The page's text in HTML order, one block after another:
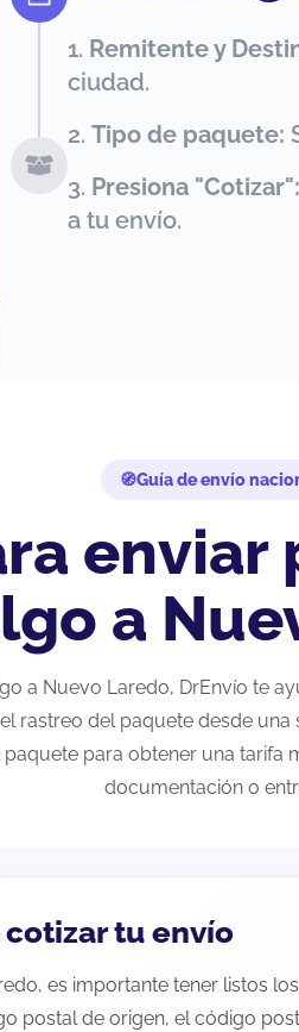
Remitente y
ciudad.
Tipo de paquete:
Presiona "Cotizar":
a tu envío.
Guía de envío
enviar
a
a Nuevo Laredo, DrEnvío te
rastreo del paquete desde
para obtener una tarifa
documentación o
tu envío
es importante tener listos los
postal de origen, el código